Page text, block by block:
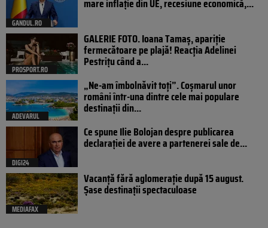
GANDUL.RO
mare inflație din UE, recesiune economică,...
PROSPORT.RO
GALERIE FOTO. Ioana Tamaş, apariție
fermecătoare pe plajă! Reacția Adelinei
Pestrițu când a...
ADEVARUL
„Ne-am îmbolnăvit toți”. Coșmarul unor
români într-una dintre cele mai populare
destinații din...
DIGI24
Ce spune Ilie Bolojan despre publicarea
declarației de avere a partenerei sale de...
MEDIAFAX
Vacanță fără aglomerație după 15 august.
Șase destinații spectaculoase